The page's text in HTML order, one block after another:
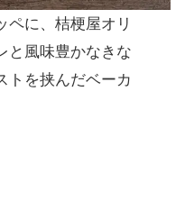
ペに、桔梗屋オリ
と風味豊かなきな
トを挟んだベーカ